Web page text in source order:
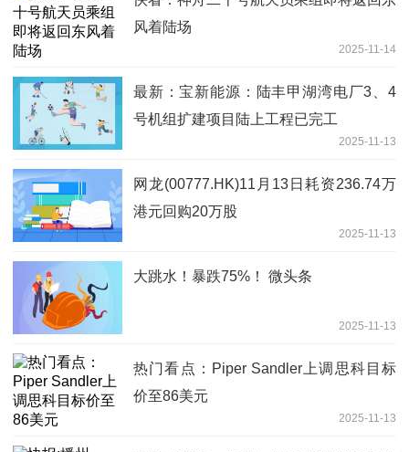
风着陆场
2025-11-14
最新：宝新能源：陆丰甲湖湾电厂3、4
号机组扩建项目陆上工程已完工
2025-11-13
网龙(00777.HK)11月13日耗资236.74万
港元回购20万股
2025-11-13
大跳水！暴跌75%！ 微头条
2025-11-13
热门看点：Piper Sandler上调思科目标
价至86美元
2025-11-13